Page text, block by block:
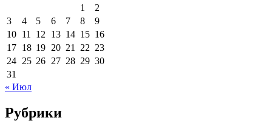
1
2
3
4 5 6 7 8
9
10 11 12 13 14 15 16
17 18 19 20 21 22 23
24 25 26 27 28 29 30
31
« Июл
Рубрики